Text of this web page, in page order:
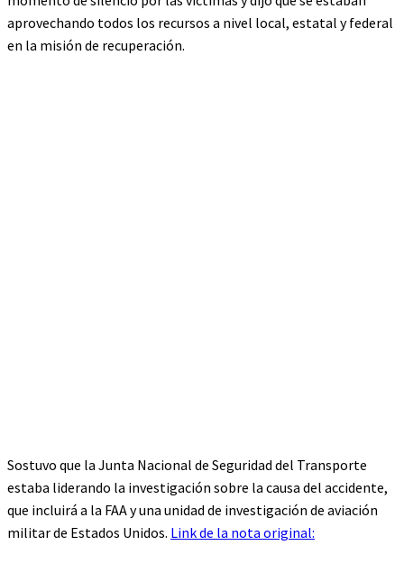
aprovechando todos los recursos a nivel local, estatal y federal
en la misión de recuperación.
Sostuvo que la Junta Nacional de Seguridad del Transporte
estaba liderando la investigación sobre la causa del accidente,
que incluirá a la FAA y una unidad de investigación de aviación
militar de Estados Unidos. Link de la nota original: